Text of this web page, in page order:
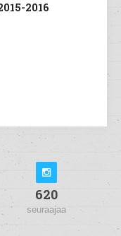
2016
620
seuraajaa